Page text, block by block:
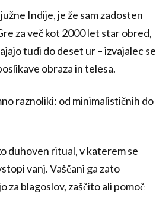
Indije, je že sam zadosten
za več kot 2000 let star obred,
tudi do deset ur – izvajalec se
obraza in telesa.
raznoliki: od minimalističnih do
duhoven ritual, v katerem se
vanj. Vaščani ga zato
blagoslov, zaščito ali pomoč